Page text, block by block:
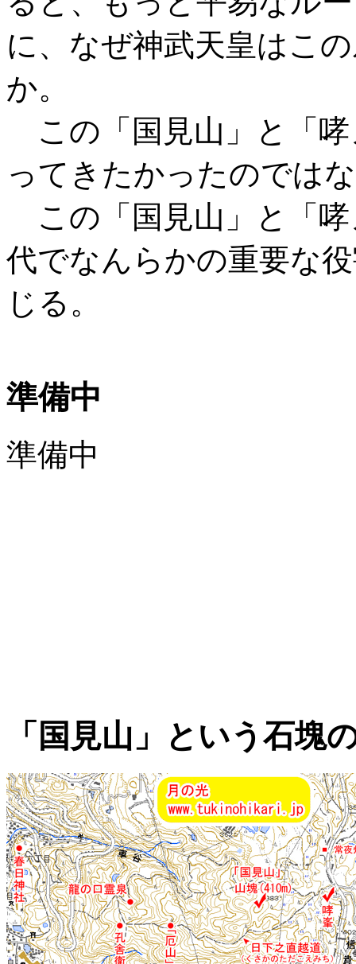
に、なぜ神武天皇はこ
か。
この「国見山」と「哮
ってきたかったのでは
この「国見山」と「哮
代でなんらかの重要な
じる。
準備中
準備中
「国見山」という石塊